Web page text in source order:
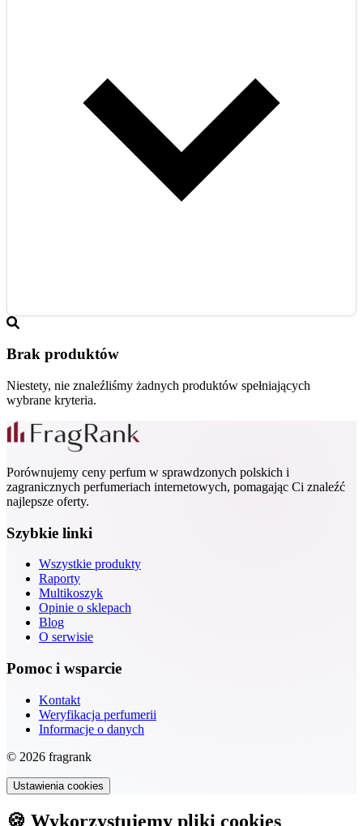
Brak produktów
Niestety, nie znaleźliśmy żadnych produktów spełniających
wybrane kryteria.
Porównujemy ceny perfum w sprawdzonych polskich i
zagranicznych perfumeriach internetowych, pomagając Ci znaleźć
najlepsze oferty.
Szybkie linki
Wszystkie produkty
Raporty
Multikoszyk
Opinie o sklepach
Blog
O serwisie
Pomoc i wsparcie
Kontakt
Weryfikacja perfumerii
Informacje o danych
© 2026 fragrank
Ustawienia cookies
🍪 Wykorzystujemy pliki cookies